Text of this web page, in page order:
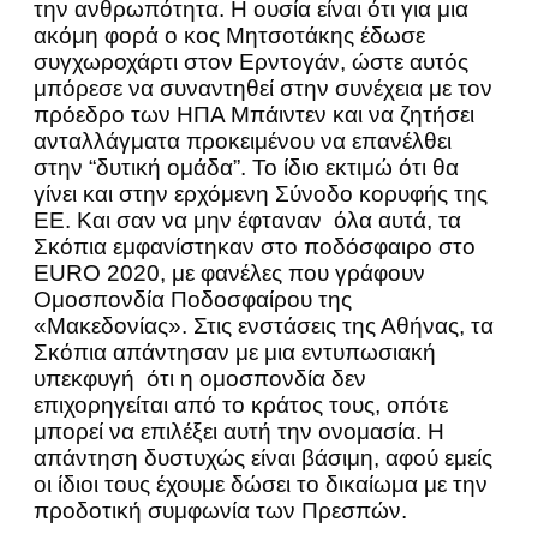
την ανθρωπότητα. Η ουσία είναι ότι για μια
ακόμη φορά ο κος Μητσοτάκης έδωσε
συγχωροχάρτι στον Ερντογάν, ώστε αυτός
μπόρεσε να συναντηθεί στην συνέχεια με τον
πρόεδρο των ΗΠΑ Μπάιντεν και να ζητήσει
ανταλλάγματα προκειμένου να επανέλθει
στην “δυτική ομάδα”. Το ίδιο εκτιμώ ότι θα
γίνει και στην ερχόμενη Σύνοδο κορυφής της
ΕΕ. Και σαν να μην έφταναν όλα αυτά, τα
Σκόπια εμφανίστηκαν στο ποδόσφαιρο στο
EURO 2020, με φανέλες που γράφουν
Ομοσπονδία Ποδοσφαίρου της
«Μακεδονίας». Στις ενστάσεις της Αθήνας, τα
Σκόπια απάντησαν με μια εντυπωσιακή
υπεκφυγή ότι η ομοσπονδία δεν
επιχορηγείται από το κράτος τους, οπότε
μπορεί να επιλέξει αυτή την ονομασία. Η
απάντηση δυστυχώς είναι βάσιμη, αφού εμείς
οι ίδιοι τους έχουμε δώσει το δικαίωμα με την
προδοτική συμφωνία των Πρεσπών.